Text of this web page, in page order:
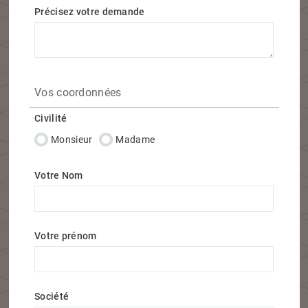
Précisez votre demande
Vos coordonnées
Civilité
Monsieur
Madame
Votre Nom
Votre prénom
Société